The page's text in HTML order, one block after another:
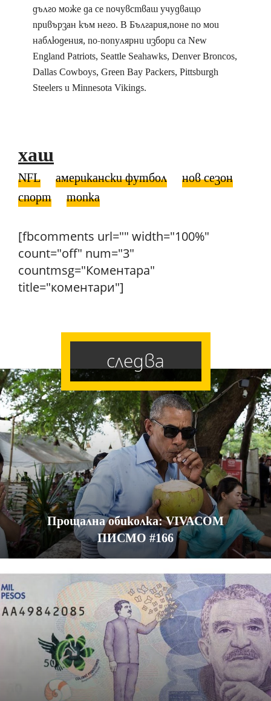
дълго може да се почувстваш учудващо
привързан към него. В България,поне по мои
наблюдения, по-популярни избори са New
England Patriots, Seattle Seahawks, Denver Broncos,
Dallas Cowboys, Green Bay Packers, Pittsburgh
Steelers и Minnesota Vikings.
хаш
NFL американски футбол
нов сезон
спорт
топка
[fbcomments url="" width="100%"
count="off" num="3"
countmsg="Коментара"
title="коментари"]
следва
Прощална обиколка: VIVACOM
ПИСМО #166